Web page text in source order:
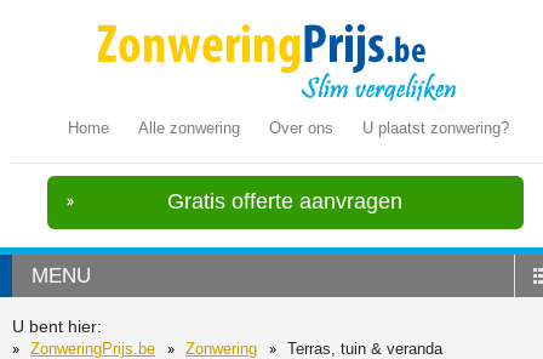
Home Alle zonwering Over ons U plaatst zonwering?
Gratis offerte aanvragen
MENU
U bent hier:
ZonweringPrijs.be
Zonwering Terras, tuin & veranda